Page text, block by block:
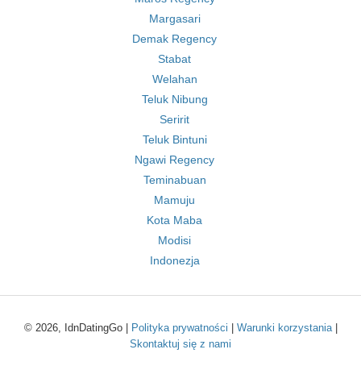
Margasari
Demak Regency
Stabat
Welahan
Teluk Nibung
Seririt
Teluk Bintuni
Ngawi Regency
Teminabuan
Mamuju
Kota Maba
Modisi
Indonezja
© 2026, IdnDatingGo | Polityka prywatności Warunki korzystania|
Skontaktuj się z nami